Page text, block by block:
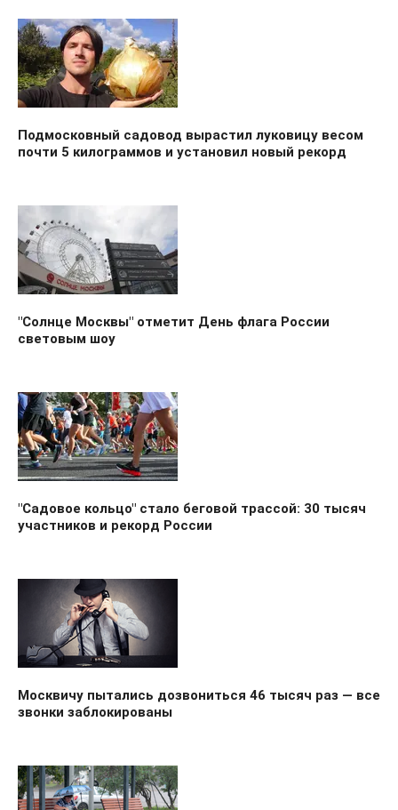
Подмосковный садовод вырастил луковицу весом
почти 5 килограммов и установил новый рекорд
"Солнце Москвы" отметит День флага России
световым шоу
"Садовое кольцо" стало беговой трассой: 30 тысяч
участников и рекорд России
Москвичу пытались дозвониться 46 тысяч раз — все
звонки заблокированы